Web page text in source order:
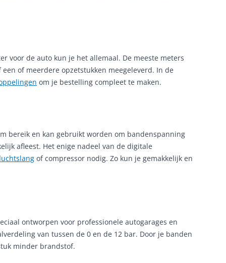
voor de auto kun je het allemaal. De meeste meters
of meerdere opzetstukken meegeleverd. In de
om je bestelling compleet te maken.
bereik en kan gebruikt worden om bandenspanning
afleest. Het enige nadeel van de digitale
luchtslang of compressor nodig. Zo kun je gemakkelijk en
ontworpen voor professionele autogarages en
van tussen de 0 en de 12 bar. Door je banden
minder brandstof.